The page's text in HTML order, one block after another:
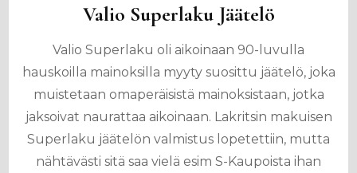
Valio Superlaku Jäätelö
Valio Superlaku oli aikoinaan 90-luvulla
hauskoilla mainoksilla myyty suosittu jäätelö, joka
muistetaan omaperäisistä mainoksistaan, jotka
jaksoivat naurattaa aikoinaan. Lakritsin makuisen
Superlaku jäätelön valmistus lopetettiin, mutta
nähtävästi sitä saa vielä esim S-Kaupoista ihan